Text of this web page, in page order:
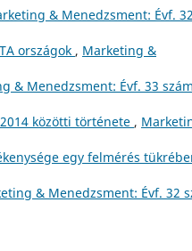
& Menedzsment: Évf. 32
országok , Marketing &
& Menedzsment: Évf. 33
közötti története ,
egy felmérés
& Menedzsment: Évf. 32